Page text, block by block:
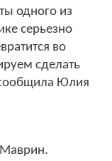
одного из
серьезно
во
сделать
Юлия